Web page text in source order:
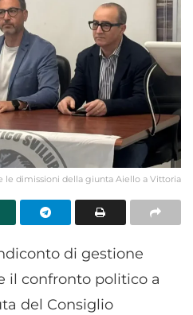
le dimissioni della giunta Aiello a Vittoria
di gestione
il confronto politico a
del Consiglio